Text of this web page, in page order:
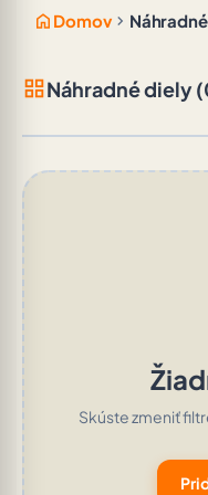
home Domov chevron_right
grid_viewNáhradné diely
Skúste zmeniť